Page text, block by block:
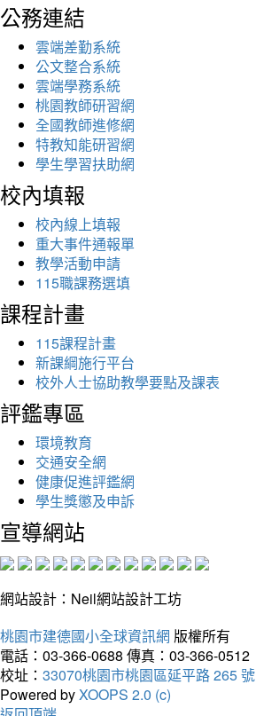
公務連結
雲端差勤系統
公文整合系統
雲端學務系統
桃園教師研習網
全國教師進修網
特教知能研習網
學生學習扶助網
校內填報
校內線上填報
重大事件通報單
教學活動申請
115職課務選填
課程計畫
115課程計畫
新課綱施行平台
校外人士協助教學要點及課表
評鑑專區
環境教育
交通安全網
健康促進評鑑網
學生獎懲及申訴
宣導網站
網站設計：Neil網站設計工坊
桃園市建德國小全球資訊網 版權所有
電話：03-366-0688 傳真：03-366-0512
校址： 33070桃園市桃園區延平路 265 號
Powered byXOOPS 2.0 (c)